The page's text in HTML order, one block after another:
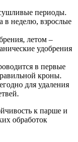
периоды.
в неделю, взрослые
летом –
удобрения
в первые
кроны.
для удаления
к парше и
обработок